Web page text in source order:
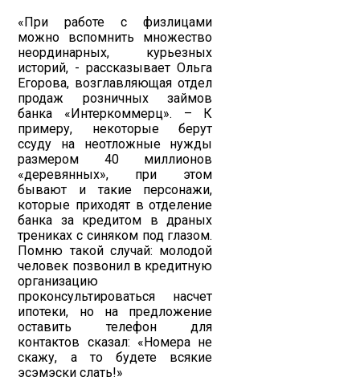
«При работе с физлицами
можно вспомнить множество
неординарных, курьезных
историй, - рассказывает Ольга
Егорова, возглавляющая отдел
продаж розничных займов
банка «Интеркоммерц». – К
примеру, некоторые берут
ссуду на неотложные нужды
размером 40 миллионов
«деревянных», при этом
бывают и такие персонажи,
которые приходят в отделение
банка за кредитом в драных
трениках с синяком под глазом.
Помню такой случай: молодой
человек позвонил в кредитную
организацию
проконсультироваться насчет
ипотеки, но на предложение
оставить телефон для
контактов сказал: «Номера не
скажу, а то будете всякие
эсэмэски слать!»